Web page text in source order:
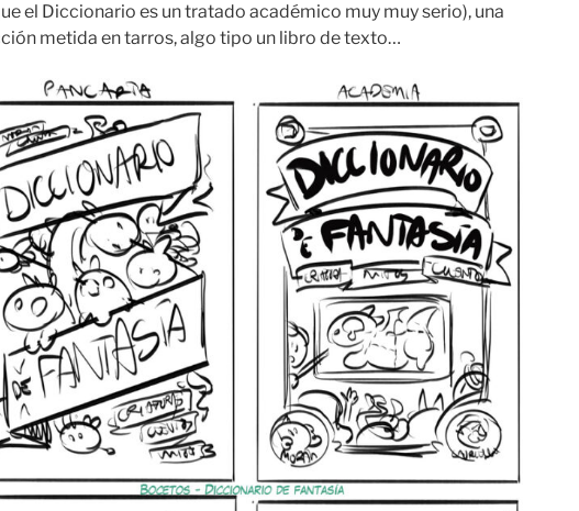
el Diccionario es un tratado académico muy muy serio), una
metida en tarros, algo tipo un libro de texto…